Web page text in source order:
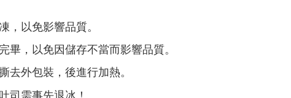
，以免影響品質。
畢，以免因儲存不當而影響品質。
去外包裝，後進行加熱。
司需事先退冰！